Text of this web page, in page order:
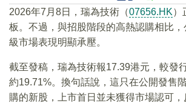
2026年7月8日，瑞為技術（07656.HK）
板。不過，與招股階段的高熱認購相比
級市場表現明顯承壓。
截至發稿，瑞為技術報17.39港元，較發
約19.71%。換句話說，這只在公開發售
購的新股，上市首日並未獲得市場認可